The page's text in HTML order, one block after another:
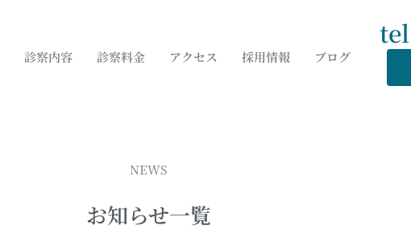
診察内容 診察料金 アクセス 採用情報 ブログ
NEWS
お知らせ一覧